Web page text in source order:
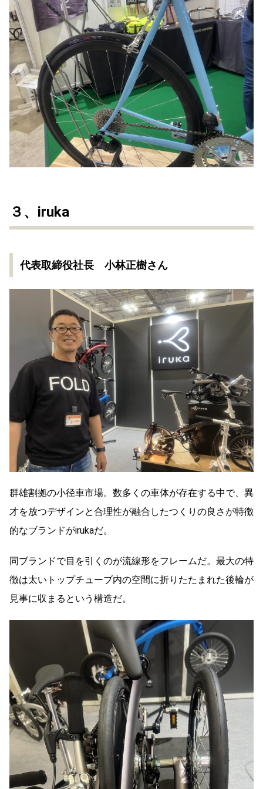
３、iruka
代表取締役社長 小林正樹さん
群雄割拠の小径車市場。数多くの車体が存在する中で、異
才を放つデザインと合理性が融合したつくりの良さが特徴
的なブランドがirukaだ。
同ブランドで目を引くのが流線形をフレームだ。最大の特
徴は太いトップチューブ内の空間に折りたたまれた後輪が
見事に収まるという構造だ。